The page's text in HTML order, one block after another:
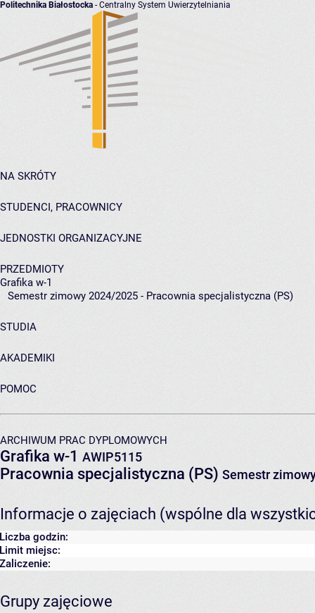
Politechnika Białostocka - Centralny System Uwierzytelniania
NA SKRÓTY
STUDENCI, PRACOWNICY
JEDNOSTKI ORGANIZACYJNE
PRZEDMIOTY
Grafika w-1
Semestr zimowy 2024/2025 - Pracownia specjalistyczna (PS)
STUDIA
AKADEMIKI
POMOC
ARCHIWUM PRAC DYPLOMOWYCH
Grafika w-1 AWIP5115
Pracownia specjalistyczna (PS) Semestr
Informacje o zajęciach (wspólne dla
Liczba godzin:
Limit miejsc:
Zaliczenie:
Grupy zajęciowe